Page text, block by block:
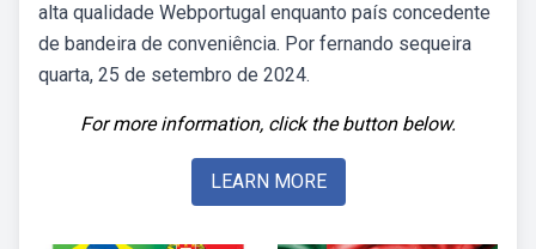
alta qualidade Webportugal enquanto país concedente
de bandeira de conveniência. Por fernando sequeira
quarta, 25 de setembro de 2024.
For more information, click the button below.
LEARN MORE